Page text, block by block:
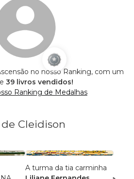
no nosso Ranking, com um
39 livros vendidos!
Ranking de Medalhas
Cleidison
A turma da tia carminha